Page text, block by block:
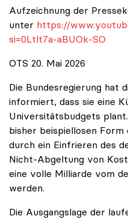
Aufzeichnung der
unter https://
si=0Ltlt7a-aBUOk-SO
OTS 20. Mai 2026
Die Bundesregierung hat
informiert, dass sie eine
Universitätsbudgets
bisher beispiellosen
durch ein Einfrieren des
Nicht-Abgeltung von
eine volle Milliarde vom
werden.
Die Ausgangslage der